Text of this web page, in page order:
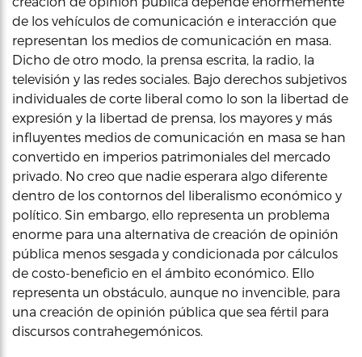
de los vehículos de comunicación e interacción que
representan los medios de comunicación en masa.
Dicho de otro modo, la prensa escrita, la radio, la
televisión y las redes sociales. Bajo derechos subjetivos
individuales de corte liberal como lo son la libertad de
expresión y la libertad de prensa, los mayores y más
influyentes medios de comunicación en masa se han
convertido en imperios patrimoniales del mercado
privado. No creo que nadie esperara algo diferente
dentro de los contornos del liberalismo económico y
político. Sin embargo, ello representa un problema
enorme para una alternativa de creación de opinión
pública menos sesgada y condicionada por cálculos
de costo-beneficio en el ámbito económico. Ello
representa un obstáculo, aunque no invencible, para
una creación de opinión pública que sea fértil para
discursos contrahegemónicos.